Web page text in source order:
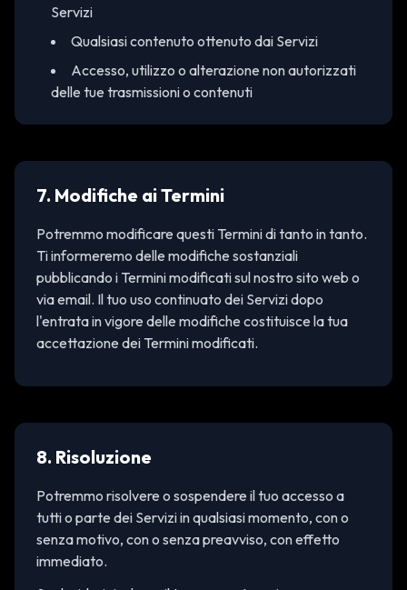
Servizi
Qualsiasi contenuto ottenuto dai Servizi
Accesso, utilizzo o alterazione non autorizzati
delle tue trasmissioni o contenuti
7. Modifiche ai Termini
Potremmo modificare questi Termini di tanto in tanto.
Ti informeremo delle modifiche sostanziali
pubblicando i Termini modificati sul nostro sito web o
via email. Il tuo uso continuato dei Servizi dopo
l'entrata in vigore delle modifiche costituisce la tua
accettazione dei Termini modificati.
8. Risoluzione
Potremmo risolvere o sospendere il tuo accesso a
tutti o parte dei Servizi in qualsiasi momento, con o
senza motivo, con o senza preavviso, con effetto
immediato.